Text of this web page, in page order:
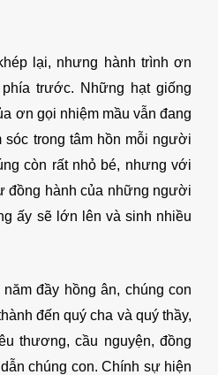
lại, nhưng hành trình ơn
trước. Những hạt giống
ơn gọi nhiệm mầu vẫn đang
trong tâm hồn mỗi người
còn rất nhỏ bé, nhưng với
đồng hành của những người
ấy sẽ lớn lên và sinh nhiều
đầy hồng ân, chúng con
đến quý cha và quý thầy,
thương, cầu nguyện, đồng
chúng con. Chính sự hiện